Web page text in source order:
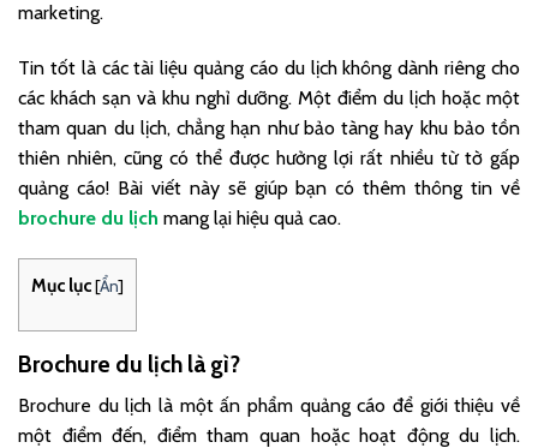
marketing.
Tin tốt là các tài liệu quảng cáo du lịch không dành riêng cho
các khách sạn và khu nghỉ dưỡng. Một điểm du lịch hoặc một
tham quan du lịch, chẳng hạn như bảo tàng hay khu bảo tồn
thiên nhiên, cũng có thể được hưởng lợi rất nhiều từ tờ gấp
quảng cáo! Bài viết này sẽ giúp bạn có thêm thông tin về
brochure du lịch mang lại hiệu quả cao.
Mục lục[Ẩn]
Brochure du lịch là gì?
Brochure du lịch là một ấn phẩm quảng cáo để giới thiệu về
một điểm đến, điểm tham quan hoặc hoạt động du lịch.